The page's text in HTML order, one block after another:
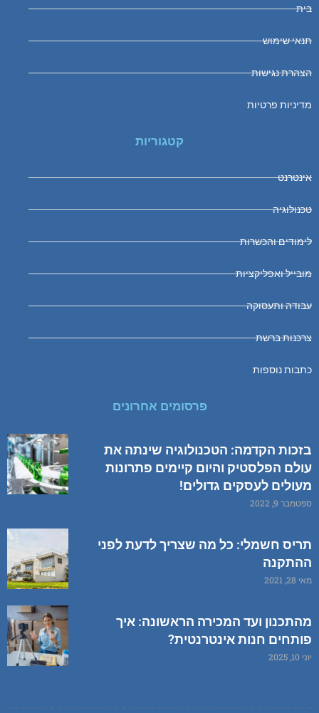
בית
תנאי שימוש
הצהרת נגישות
מדיניות פרטיות
קטגוריות
אינטרנט
טכנולוגיה
לימודים והכשרות
מובייל ואפליקציות
עבודה ותעסוקה
צרכנות ברשת
כתבות נוספות
פרסומים אחרונים
בזכות הקדמה: הטכנולוגיה שינתה את
עולם הפלסטיק והיום קיימים פתרונות
מעולים לעסקים גדולים!
ספטמבר 9, 2022
תריס חשמלי: כל מה שצריך לדעת לפני
ההתקנה
מאי 28, 2021
מהתכנון ועד המכירה הראשונה: איך
פותחים חנות אינטרנטית?
יוני 10, 2025